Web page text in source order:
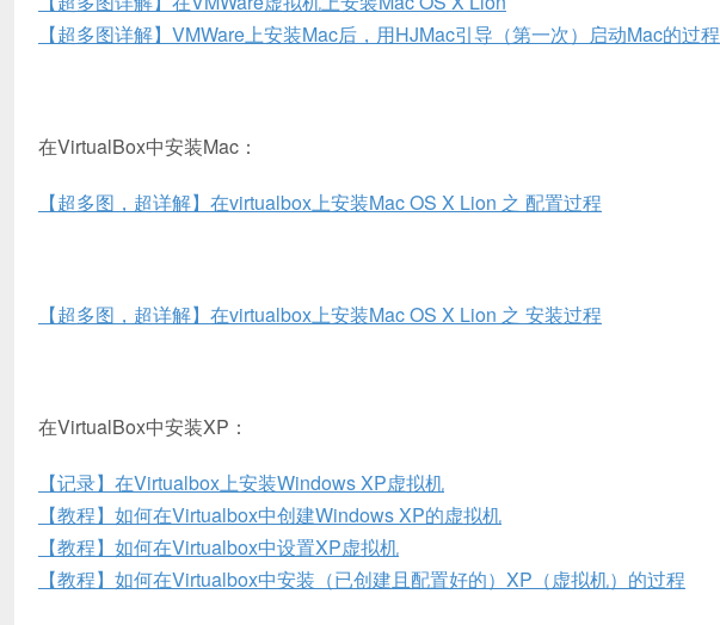
【超多图详解】VMWare上安装Mac后，用HJMac引导（第一次）启动Mac的过程
在VirtualBox中安装Mac：
【超多图，超详解】在virtualbox上安装Mac OS X Lion 之 配置过程
【超多图，超详解】在virtualbox上安装Mac OS X Lion 之 安装过程
在VirtualBox中安装XP：
【记录】在Virtualbox上安装Windows XP虚拟机
【教程】如何在Virtualbox中创建Windows XP的虚拟机
【教程】如何在Virtualbox中设置XP虚拟机
【教程】如何在Virtualbox中安装（已创建且配置好的）XP（虚拟机）的过程